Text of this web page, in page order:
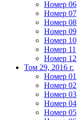
Номер 06
Номер 07
Номер 08
Номер 09
Номер 10
Номер 11
Номер 12
Том 29, 2016 г.
Номер 01
Номер 02
Номер 03
Номер 04
Номер 05